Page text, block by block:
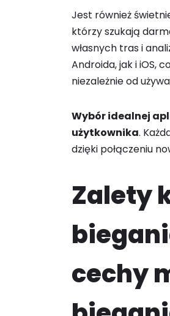
Jest również
którzy szukają
własnych tras i
Androida, jak i iOS,
niezależnie od
Wybór idealnej
użytkownika.
dzięki połączeniu
Zalety
cechy